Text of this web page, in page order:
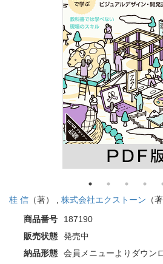
桂 信 （著） , 株式会社エクストーン （著
商品番号
187190
販売状態
発売中
納品形態
会員メニューよりダウン